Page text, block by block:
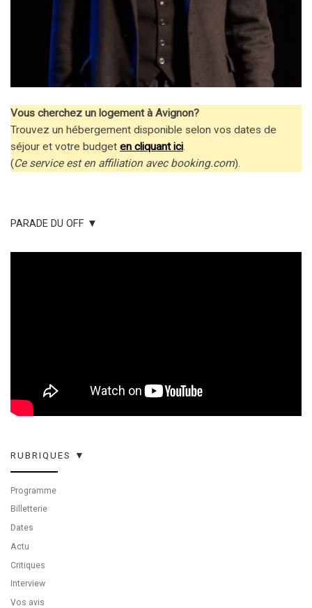
Vous cherchez un logement à Avignon?
Trouvez un hébergement disponible selon vos dates de
séjour et votre budget en cliquant ici
(Ce service est en affiliation avec booking.com).
PARADE DU OFF ▼
RUBRIQUES ▼
Programme
Billetterie
Dates
Actu
Critiques
Interview
Vos avis